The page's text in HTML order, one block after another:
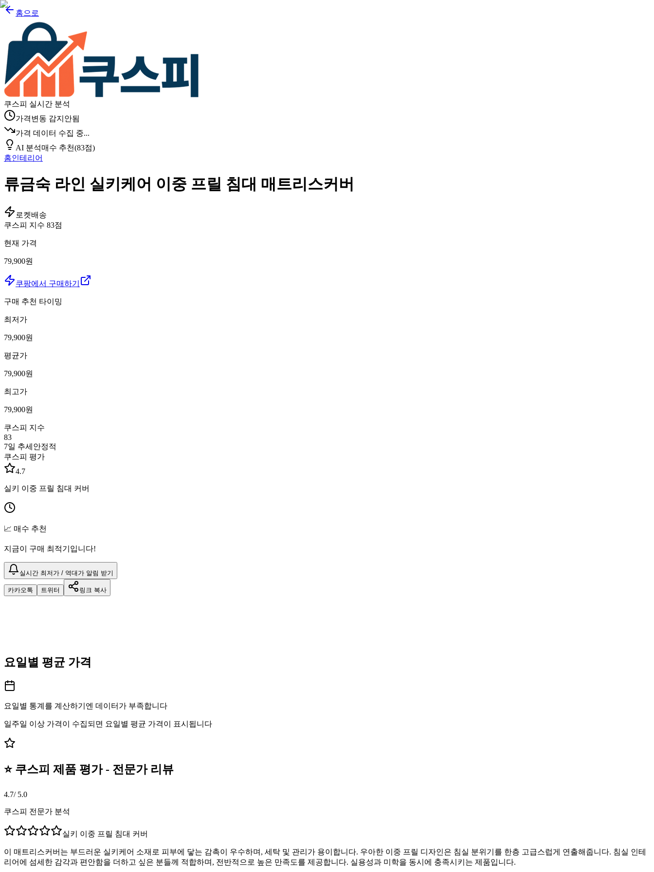
홈으로
쿠스피 실시간 분석
가격변동 감지안됨
가격 데이터 수집 중...
AI 분석매수 추천(83점)
홈인테리어
류금숙 라인 실키케어 이중 프릴 침대 매트리스커버
로켓배송
쿠스피 지수 83점
현재 가격
79,900원
쿠팡에서 구매하기
구매 추천 타이밍
최저가
79,900원
평균가
79,900원
최고가
79,900원
쿠스피 지수
83
7일 추세 안정적
쿠스피 평가
4.7
실키 이중 프릴 침대 커버
📈 매수 추천
지금이 구매 최적기입니다!
실시간 최저가 / 역대가 알림 받기
카카오톡 트위터 링크 복사
요일별 평균 가격
요일별 통계를 계산하기엔 데이터가 부족합니다
일주일 이상 가격이 수집되면 요일별 평균 가격이 표시됩니다
⭐ 쿠스피 제품 평가 - 전문가 리뷰
4.7/ 5.0
쿠스피 전문가 분석
실키 이중 프릴 침대 커버
이 매트리스커버는 부드러운 실키케어 소재로 피부에 닿는 감촉이 우수하며, 세탁 및 관리가 용이합니다. 우아한 이중 프릴 디자인은 침실 분위기를 한층 고급스럽게 연출해줍니다. 침실 인테
리어에 섬세한 감각과 편안함을 더하고 싶은 분들께 적합하며, 전반적으로 높은 만족도를 제공합니다. 실용성과 미학을 동시에 충족시키는 제품입니다.